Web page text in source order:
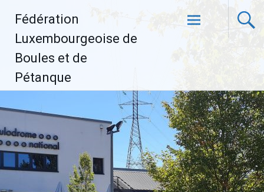
contenu
Fédération
Luxembourgeoise de
Boules et de
Pétanque